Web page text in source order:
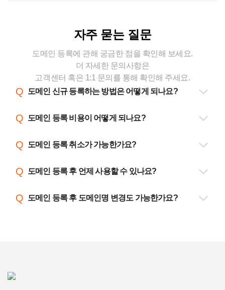
자주 묻는 질문
도메인 등록에 관해 궁금한 점을 확인해 보세요.
더 자세한 문의사항은
고객센터 혹은 1:1 문의를 통해 확인해 주세요.
Q 도메인 신규 등록하는 방법은 어떻게 되나요?
도메인 신규 등록 검색창에 등록을 원하는 도메인을 검색해
주세요. 이미 등록된 도메인은 신규 등록할 수 없으며, 등록
소유자 정보 작성 및 신규 등록 비용 결제를 완료하시면
도메인 신규 등록 방법 확인하기
Q 도메인 등록 비용이 어떻게 되나요?
도메인 등록 비용은 각 도메인마다 다르므로 아래 링크를
통해 도메인 등록 비용을 상세히 확인 후 등록을 진행해
Q 도메인 등록 취소가 가능한가요?
국내 도메인은 신규 등록 일자로부터 7일 이내, 국제
도메인은 신규 등록 일자로부터 3일 이내 취소가
통해 취소하시려는 도메인명을 기재하여 취소 문의를
Q 도메인 등록 후 언제 사용할 수 있나요?
국내 도메인은 등록 신청 후 약 10~20분 이내 등록이
완료되며 별도의 절차 없이 사용할 수 있습니다. 국제
Q 도메인 등록 후 도메인명 변경도 가능한가요?